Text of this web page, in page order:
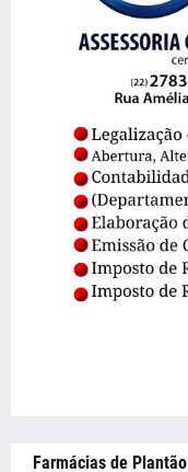
Farmácias de Plantão